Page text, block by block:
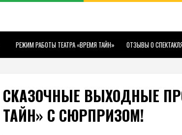
РЕЖИМ РАБОТЫ ТЕАТРА «ВРЕМЯ ТАЙН» ОТЗЫВЫ О
СКАЗОЧНЫЕ ВЫХОДНЫЕ
ТАЙН» С СЮРПРИЗОМ!